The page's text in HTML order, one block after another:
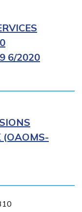
6/2020
(OAOMS-